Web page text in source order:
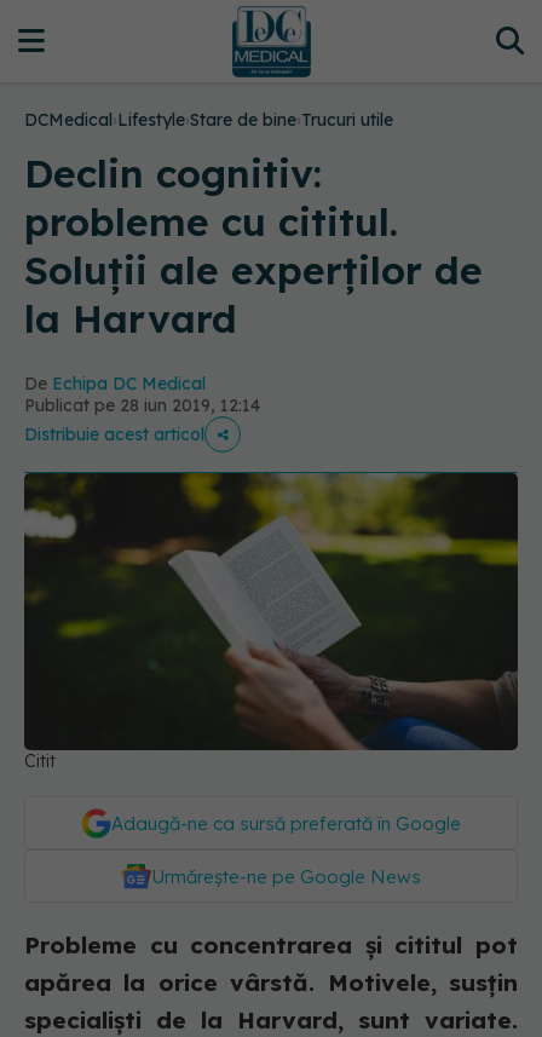
DCMedical›Lifestyle›Stare de bine›Trucuri utile
Declin cognitiv:
probleme cu cititul.
Soluții ale experților de
la Harvard
De Echipa DC Medical
Publicat pe 28 iun 2019, 12:14
Distribuie acest articol
Citit
Adaugă-ne ca sursă preferată în Google
Urmărește-ne pe Google News
Probleme cu concentrarea și cititul pot
apărea la orice vârstă. Motivele, susțin
specialiști de la Harvard, sunt variate.